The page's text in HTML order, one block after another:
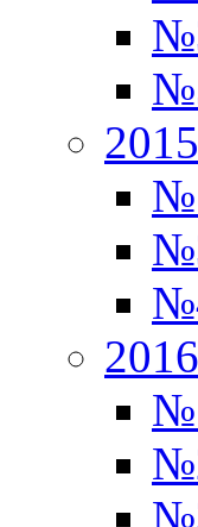
2015
2016